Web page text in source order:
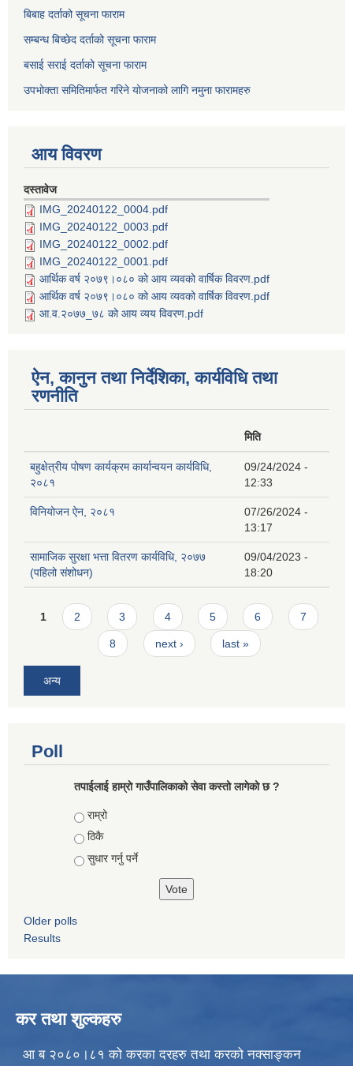
बिबाह दर्ताको सूचना फाराम
सम्बन्ध बिच्छेद दर्ताको सूचना फाराम
बसाई सराई दर्ताको सूचना फाराम
उपभोक्ता समितिमार्फत गरिने योजनाको लागि नमुना फारामहरु
आय विवरण
दस्तावेज
IMG_20240122_0004.pdf
IMG_20240122_0003.pdf
IMG_20240122_0002.pdf
IMG_20240122_0001.pdf
आर्थिक वर्ष २०७९।०८० को आय व्यवको वार्षिक विवरण.pdf
आर्थिक वर्ष २०७९।०८० को आय व्यवको वार्षिक विवरण.pdf
आ.व.२०७७_७८ को आय व्यय विवरण.pdf
ऐन, कानुन तथा निर्देशिका, कार्यविधि तथा
रणनीति
मिति
बहुक्षेत्रीय पोषण कार्यक्रम कार्यान्वयन कार्यविधि,
२०८१
09/24/2024 -
12:33
विनियोजन ऐन, २०८१
07/26/2024 -
13:17
सामाजिक सुरक्षा भत्ता वितरण कार्यविधि, २०७७
(पहिलो संशोधन)
09/04/2023 -
18:20
Pages
1 2 3 4 5 6 7
8 next › last »
अन्य
Poll
तपाईलाई हाम्राे गाउँपालिकाको सेवा कस्तो लागेको छ ?
Choices
राम्रो
ठिकै
सुधार गर्नु पर्ने
Older polls
Results
कर तथा शुल्कहरु
आ ब २०८०।८१ को करका दरहरु तथा करको नक्साङ्कन